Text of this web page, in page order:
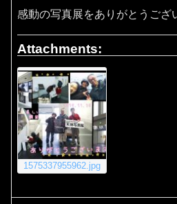
感動の写真展をありがとうござ
Attachments:
1575337955962.jpg